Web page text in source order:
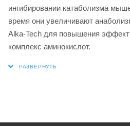
ингибировании катаболизма
время они увеличивают
Alka-Tech для повышения
комплекс аминокислот.